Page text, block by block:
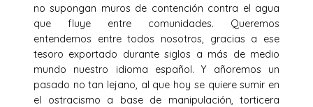
no supongan muros de contención contra el agua
que fluye entre comunidades. Queremos
entendernos entre todos nosotros, gracias a ese
tesoro exportado durante siglos a más de medio
mundo nuestro idioma español. Y añoremos un
pasado no tan lejano, al que hoy se quiere sumir en
el ostracismo a base de manipulación, torticera